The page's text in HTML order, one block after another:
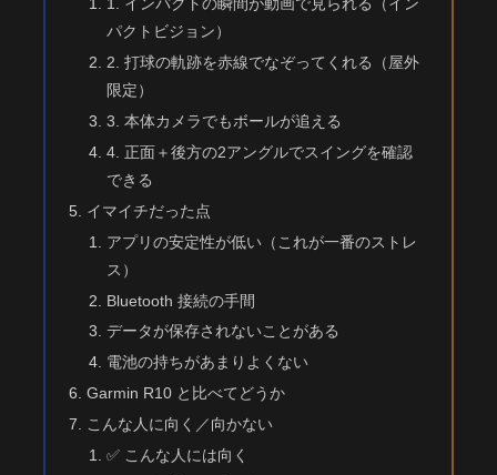
1. インパクトの瞬間が動画で見られる（イン
パクトビジョン）
2. 打球の軌跡を赤線でなぞってくれる（屋外
限定）
3. 本体カメラでもボールが追える
4. 正面＋後方の2アングルでスイングを確認
できる
イマイチだった点
アプリの安定性が低い（これが一番のストレ
ス）
Bluetooth 接続の手間
データが保存されないことがある
電池の持ちがあまりよくない
Garmin R10 と比べてどうか
こんな人に向く／向かない
✅ こんな人には向く